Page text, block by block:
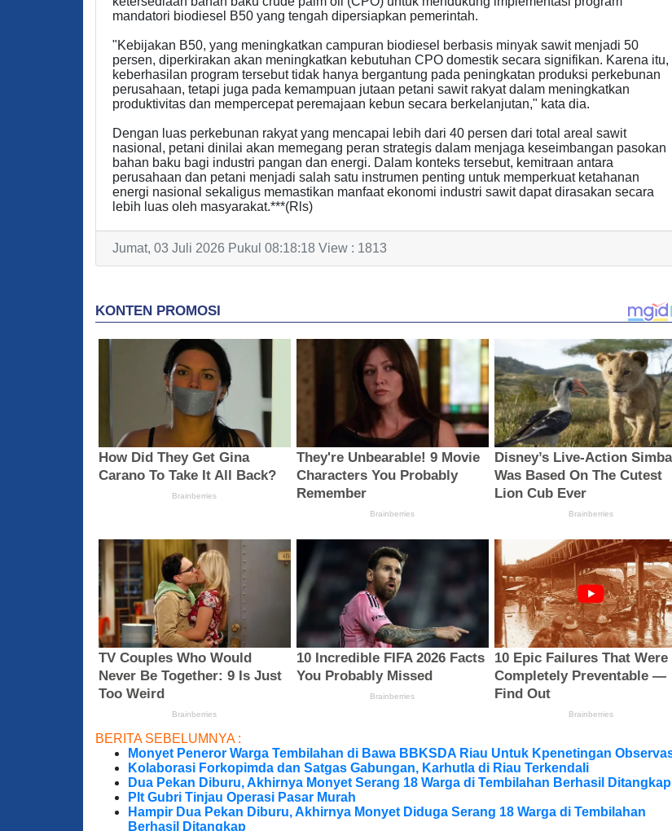
mandatori biodiesel B50 yang tengah dipersiapkan pemerintah.
"Kebijakan B50, yang meningkatkan campuran biodiesel berbasis minyak sawit menjadi 50
persen, diperkirakan akan meningkatkan kebutuhan CPO domestik secara signifikan. Karena itu,
keberhasilan program tersebut tidak hanya bergantung pada peningkatan produksi perkebunan
perusahaan, tetapi juga pada kemampuan jutaan petani sawit rakyat dalam meningkatkan
produktivitas dan mempercepat peremajaan kebun secara berkelanjutan," kata dia.
Dengan luas perkebunan rakyat yang mencapai lebih dari 40 persen dari total areal sawit
nasional, petani dinilai akan memegang peran strategis dalam menjaga keseimbangan pasokan
bahan baku bagi industri pangan dan energi. Dalam konteks tersebut, kemitraan antara
perusahaan dan petani menjadi salah satu instrumen penting untuk memperkuat ketahanan
energi nasional sekaligus memastikan manfaat ekonomi industri sawit dapat dirasakan secara
lebih luas oleh masyarakat.***(Rls)
Jumat, 03 Juli 2026 Pukul 08:18:18 View : 1813
BERITA SEBELUMNYA :
Monyet Peneror Warga Tembilahan di Bawa BBKSDA Riau Untuk Kpenetingan
Kolaborasi Forkopimda dan Satgas Gabungan, Karhutla di Riau Terkendali
Dua Pekan Diburu, Akhirnya Monyet Serang 18 Warga di Tembilahan Berhasil Ditangkap
Plt Gubri Tinjau Operasi Pasar Murah
Hampir Dua Pekan Diburu, Akhirnya Monyet Diduga Serang 18 Warga di Tembilahan
Berhasil Ditangkap